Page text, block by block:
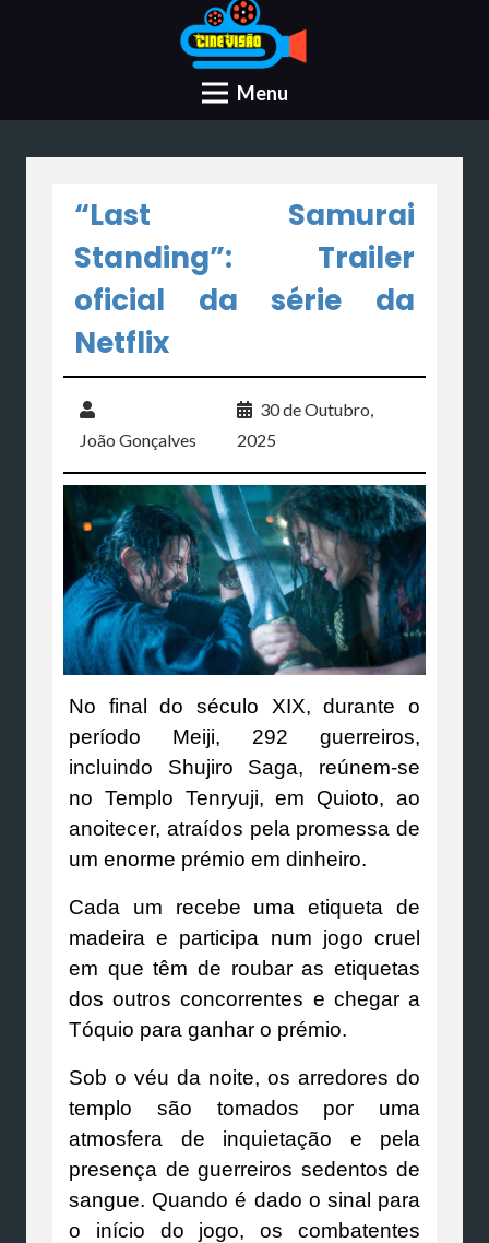
Menu
“Last Samurai
Standing”: Trailer
oficial da série da
Netflix
João Gonçalves
30 de Outubro,
2025
No final do século XIX, durante o
período Meiji, 292 guerreiros,
incluindo Shujiro Saga, reúnem-se
no Templo Tenryuji, em Quioto, ao
anoitecer, atraídos pela promessa de
um enorme prémio em dinheiro.
Cada um recebe uma etiqueta de
madeira e participa num jogo cruel
em que têm de roubar as etiquetas
dos outros concorrentes e chegar a
Tóquio para ganhar o prémio.
Sob o véu da noite, os arredores do
templo são tomados por uma
atmosfera de inquietação e pela
presença de guerreiros sedentos de
sangue. Quando é dado o sinal para
o início do jogo, os combatentes